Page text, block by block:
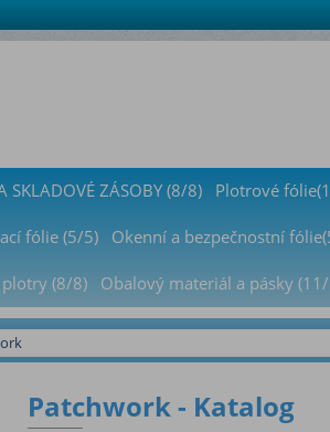
SKLADOVÉ ZÁSOBY (8/8) Plotrové
fólie (5/5) Okenní a bezpečnostní
(8/8) Obalový materiál a pásky
Patchwork - Katalog